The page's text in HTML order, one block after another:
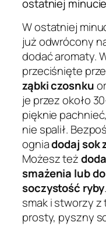
ostatniej minucie
W ostatniej
już odwrócony
dodać aromaty.
przeciśnięte
ząbki czosnku
je przez około
pięknie
nie spalił.
ogniadodaj sok
Możesz też
smażenia lub
soczystość ryby
smak i stworzy z
prosty, pyszny